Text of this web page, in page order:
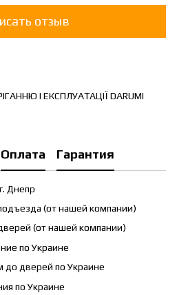
отзыв
І ЕКСПЛУАТАЦІЇ DARUMI
Оплата Гарантия
Днепр
(от нашей компании)
(от нашей компании)
по Украине
до дверей по Украине
по Украине